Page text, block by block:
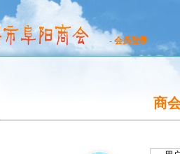
- 会员登录
商